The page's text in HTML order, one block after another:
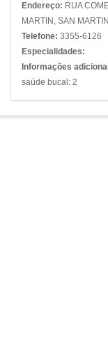
Endereço: RUA
MARTIN, SAN MARTIN
Telefone: 3355-6126
Especialidades:
Informações
saúde bucal: 2